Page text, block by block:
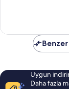
Uygun
Daha fazla